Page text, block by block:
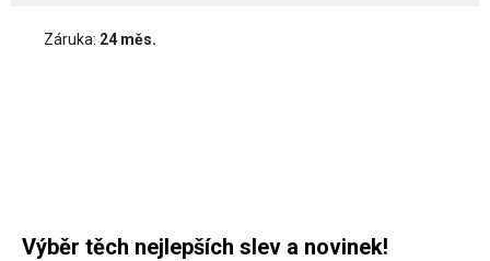
Záruka: 24 měs.
Výběr těch nejlepších slev a novinek!